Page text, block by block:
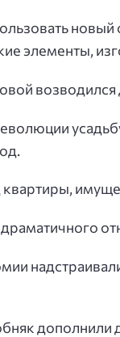
элементы,
квартиры,